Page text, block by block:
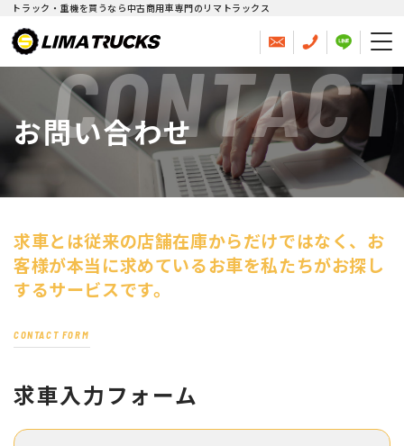
トラック・重機を買うなら中古商用車専門のリマトラックス
お問い合わせ
CONTACT
求車とは従来の店舗在庫からだけではなく、 お
客様が本当に求めているお車を私たちがお探し
するサービスです。
CONTACT FORM
求車入力フォーム